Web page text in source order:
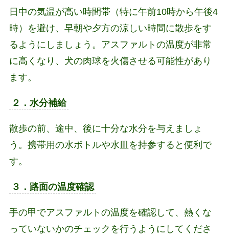
日中の気温が高い時間帯（特に午前10時から午後4
時）を避け、早朝や夕方の涼しい時間に散歩をす
るようにしましょう。アスファルトの温度が非常
に高くなり、犬の肉球を火傷させる可能性があり
ます。
２．水分補給
散歩の前、途中、後に十分な水分を与えましょ
う。携帯用の水ボトルや水皿を持参すると便利で
す。
３．路面の温度確認
手の甲でアスファルトの温度を確認して、熱くな
っていないかのチェックを行うようにしてくださ